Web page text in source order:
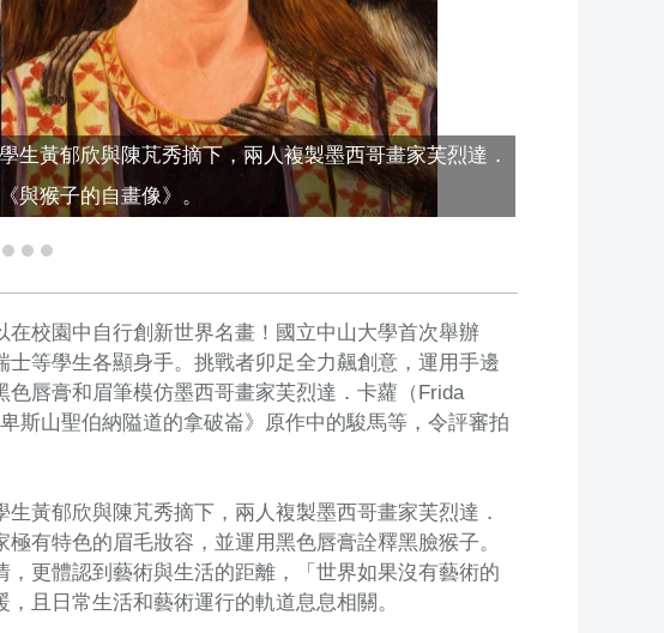
黃郁欣與陳芃秀摘下，兩人複製墨西哥畫家芙烈達．
與猴子的自畫像》。
校園中自行創新世界名畫！國立中山大學首次舉辦
等學生各顯身手。挑戰者卯足全力飆創意，運用手邊
唇膏和眉筆模仿墨西哥畫家芙烈達．卡蘿（Frida
斯山聖伯納隘道的拿破崙》原作中的駿馬等，令評審拍
黃郁欣與陳芃秀摘下，兩人複製墨西哥畫家芙烈達．
有特色的眉毛妝容，並運用黑色唇膏詮釋黑臉猴子。
更體認到藝術與生活的距離，「世界如果沒有藝術的
且日常生活和藝術運行的軌道息息相關。